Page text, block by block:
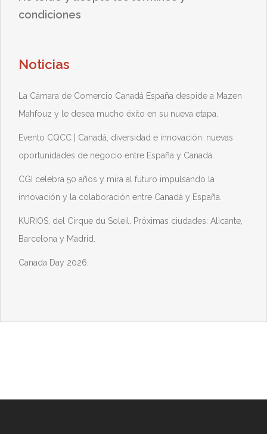
condiciones
Noticias
La Cámara de Comercio Canadá España despide a Mazen
Mahfouz y le desea mucho éxito en su nueva etapa.
Evento CQCC | Canadá, diversidad e innovación: nuevas
oportunidades de negocio entre España y Canadá.
CGI celebra 50 años y mira al futuro impulsando la
innovación y la colaboración entre Canadá y España.
KURIOS, del Cirque du Soleil. Próximas ciudades: Alicante,
Barcelona y Madrid.
Canada Day 2026.